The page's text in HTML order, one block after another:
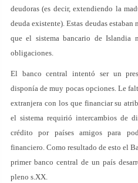
deudoras (es decir, extendiendo la
deuda existente). Estas deudas
que el sistema bancario de Islandia
obligaciones.
El banco central intentó ser un
disponía de muy pocas opciones. Le
extranjera con los que financiar su
el sistema requirió intercambios de
crédito por países amigos para
financiero. Como resultado de esto el
primer banco central de un país
pleno s.XX.